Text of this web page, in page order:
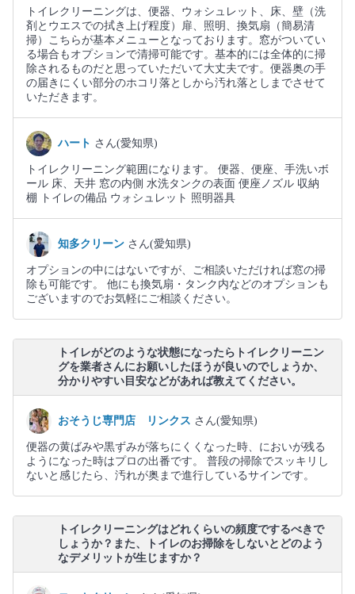
トイレクリーニングは、便器、ウォシュレット、床、壁（洗
剤とウエスでの拭き上げ程度）扉、照明、換気扇（簡易清
掃）こちらが基本メニューとなっております。窓がついてい
る場合もオプションで清掃可能です。基本的には全体的に掃
除されるものだと思っていただいて大丈夫です。便器奥の手
の届きにくい部分のホコリ落としから汚れ落としまでさせて
いただきます。
ハート さん(愛知県)
トイレクリーニング範囲になります。 便器、便座、手洗いボ
ール 床、天井 窓の内側 水洗タンクの表面 便座ノズル 収納
棚 トイレの備品 ウォシュレット 照明器具
知多クリーン さん(愛知県)
オプションの中にはないですが、ご相談いただければ窓の掃
除も可能です。 他にも換気扇・タンク内などのオプションも
ございますのでお気軽にご相談ください。
トイレがどのような状態になったらトイレクリーニン
グを業者さんにお願いしたほうが良いのでしょうか、
分かりやすい目安などがあれば教えてください。
おそうじ専門店 リンクス さん(愛知県)
便器の黄ばみや黒ずみが落ちにくくなった時、においが残る
ようになった時はプロの出番です。 普段の掃除でスッキリし
ないと感じたら、汚れが奥まで進行しているサインです。
トイレクリーニングはどれくらいの頻度でするべきで
しょうか？また、トイレのお掃除をしないとどのよう
なデメリットが生じますか？